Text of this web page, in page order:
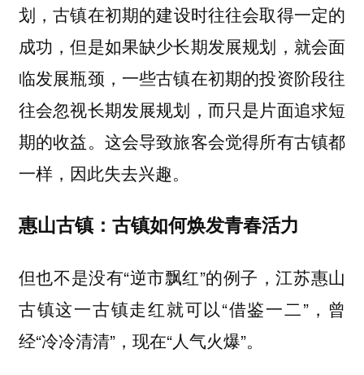
划 ，古镇在初期的建设时往往会取得一定的
成功，但是如果缺少长期发展规划，就会面
临发展瓶颈，一些古镇在初期的投资阶段往
往会忽视长期发展规划，而只是片面追求短
期的收益。这会导致旅客会觉得所有古镇都
一样，因此失去兴趣。
惠山古镇：古镇如何焕发青春活力
但也不是没有“逆市飘红”的例子，江苏惠山
古镇这一古镇走红就可以“借鉴一二”，曾
经“冷冷清清”，现在“人气火爆”。